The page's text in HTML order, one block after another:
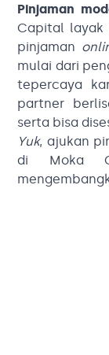
Pinjaman
Capital layak
pinjaman
mulai dari
tepercaya
partner
serta bisa
Yuk, ajukan
di Moka